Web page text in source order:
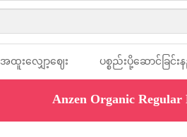
အထူးလျှော့ဈေး ပစ္စည်းပို့ဆောင်ခြင်း
လမ်း
Anzen Organic